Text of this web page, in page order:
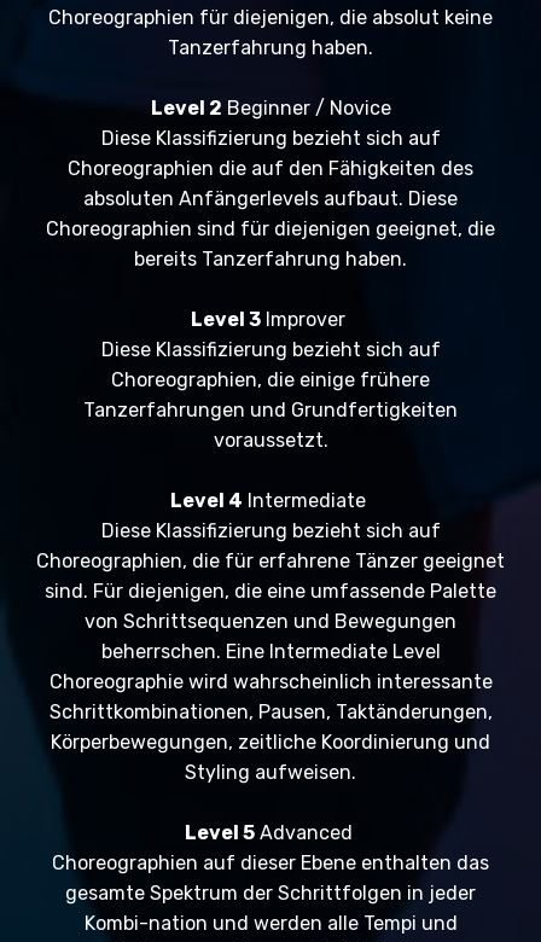
Choreographien für diejenigen, die absolut keine
Tanzerfahrung haben.
Level 2 Beginner / Novice
Diese Klassifizierung bezieht sich auf
Choreographien die auf den Fähigkeiten des
absoluten Anfängerlevels aufbaut. Diese
Choreographien sind für diejenigen geeignet, die
bereits Tanzerfahrung haben.
Level 3 Improver
Diese Klassifizierung bezieht sich auf
Choreographien, die einige frühere
Tanzerfahrungen und Grundfertigkeiten
voraussetzt.
Level 4 Intermediate
Diese Klassifizierung bezieht sich auf
Choreographien, die für erfahrene Tänzer geeignet
sind. Für diejenigen, die eine umfassende Palette
von Schrittsequenzen und Bewegungen
beherrschen. Eine Intermediate Level
Choreographie wird wahrscheinlich interessante
Schrittkombinationen, Pausen, Taktänderungen,
Körperbewegungen, zeitliche Koordinierung und
Styling aufweisen.
Level 5Advanced
Choreographien auf dieser Ebene enthalten das
gesamte Spektrum der Schrittfolgen in jeder
Kombi-nation und werden alle Tempi und